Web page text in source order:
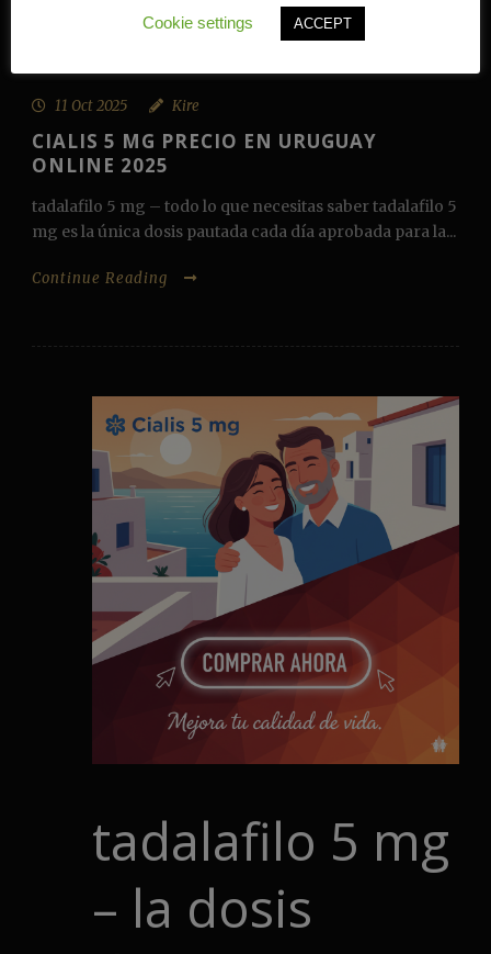
Continue Reading
11 Oct 2025 Kire
CIALIS 5 MG PRECIO EN URUGUAY
ONLINE 2025
tadalafilo 5 mg – todo lo que necesitas saber tadalafilo 5
mg es la única dosis pautada cada día aprobada para la...
Continue Reading
tadalafilo 5 mg
– la dosis
Cookie settings ACCEPT